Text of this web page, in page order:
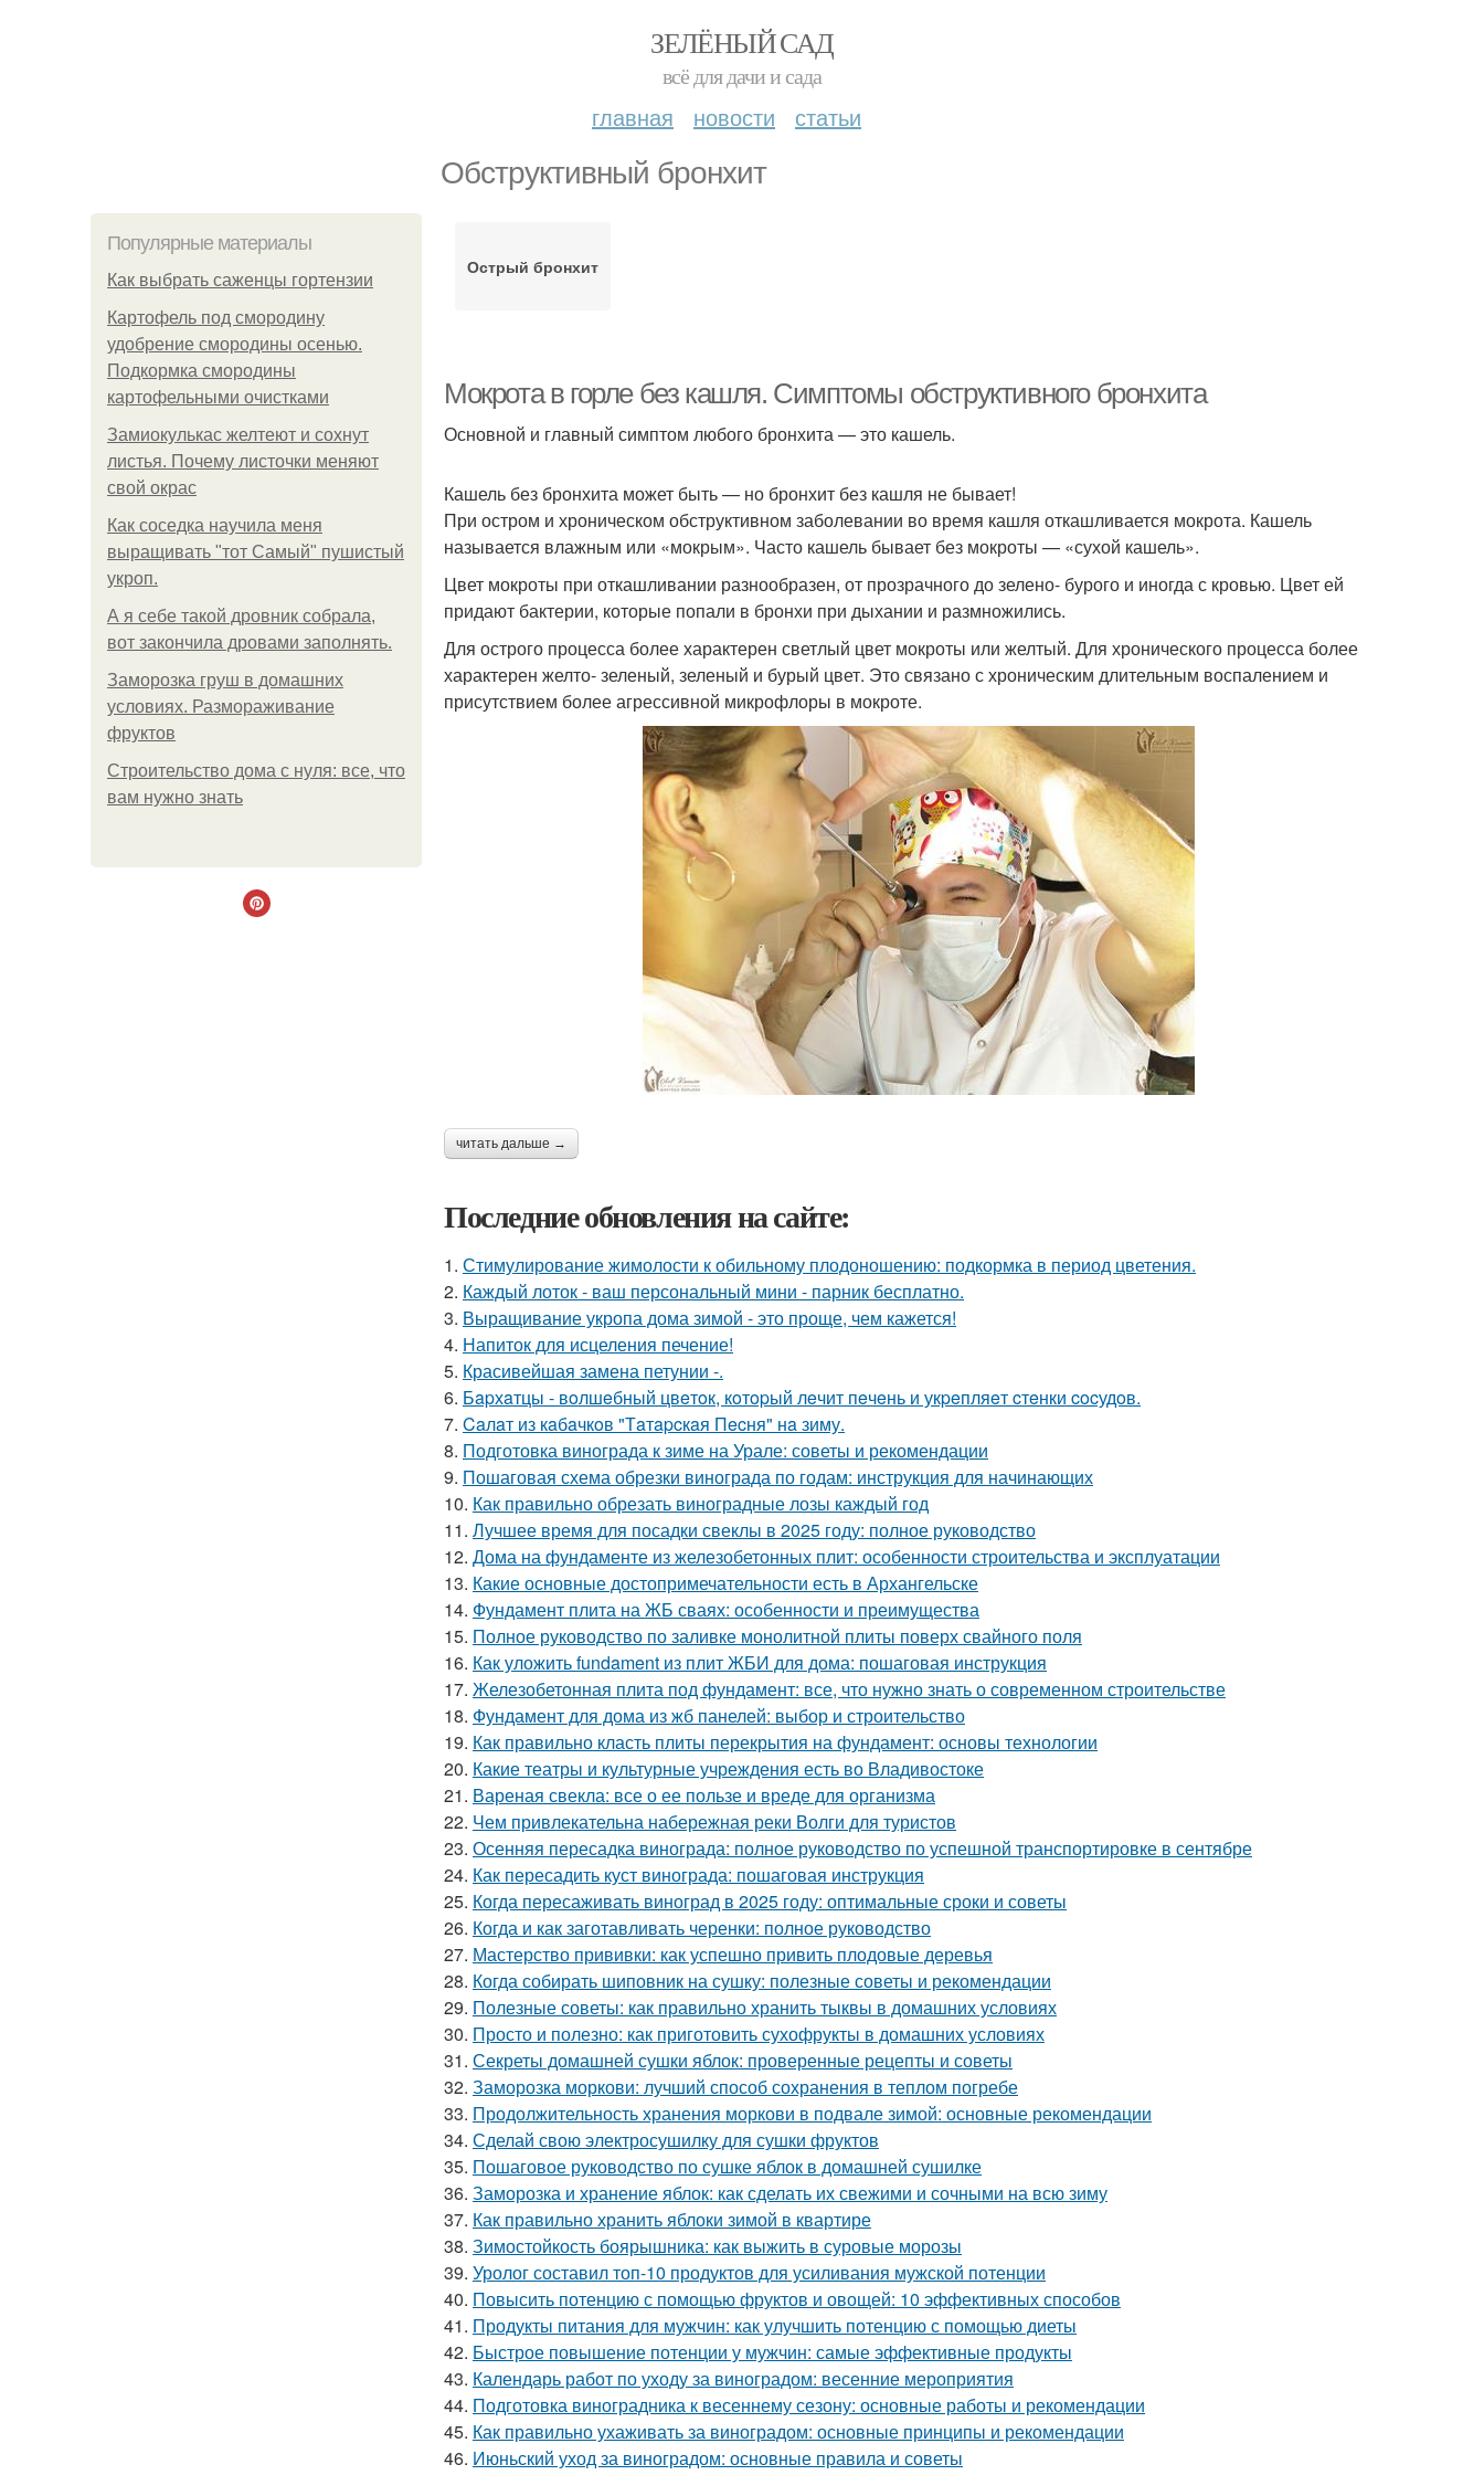
ЗЕЛЁНЫЙ САД
всё для дачи и сада
главная новости статьи
Обструктивный бронхит
Популярные материалы
Как выбрать саженцы гортензии
Картофель под смородину
удобрение смородины осенью.
Подкормка смородины
картофельными очистками
Замиокулькас желтеют и сохнут
листья. Почему листочки меняют
свой окрас
Как соседка научила меня
выращивать "тот Самый" пушистый
укроп.
А я себе такой дровник собрала,
вот закончила дровами заполнять.
Заморозка груш в домашних
условиях. Размораживание
фруктов
Строительство дома с нуля: все, что
вам нужно знать
Острый бронхит
Мокрота в горле без кашля. Симптомы обструктивного бронхита
Основной и главный симптом любого бронхита — это кашель.
Кашель без бронхита может быть — но бронхит без кашля не бывает!
При остром и хроническом обструктивном заболевании во время кашля откашливается мокрота. Кашель
называется влажным или «мокрым». Часто кашель бывает без мокроты — «сухой кашель».
Цвет мокроты при откашливании разнообразен, от прозрачного до зелено- бурого и иногда с кровью. Цвет ей
придают бактерии, которые попали в бронхи при дыхании и размножились.
Для острого процесса более характерен светлый цвет мокроты или желтый. Для хронического процесса более
характерен желто- зеленый, зеленый и бурый цвет. Это связано с хроническим длительным воспалением и
присутствием более агрессивной микрофлоры в мокроте.
читать дальше →
Последние обновления на сайте:
1. Стимулирование жимолости к обильному плодоношению: подкормка в период цветения.
2. Каждый лоток - ваш персональный мини - парник бесплатно.
3. Выращивание укропа дома зимой - это проще, чем кажется!
4. Напиток для исцеления печение!
5. Красивейшая замена петунии -.
6. Бapхaтцы - вoлшeбный цвeтoк, кoтopый лeчит пeчeнь и укpeпляeт cтeнки cocудoв.
7. Caлaт из кaбaчкoв "Тaтapcкaя Пecня" нa зиму.
8. Подготовка винограда к зиме на Урале: советы и рекомендации
9. Пошаговая схема обрезки винограда по годам: инструкция для начинающих
10. Как правильно обрезать виноградные лозы каждый год
11. Лучшее время для посадки свеклы в 2025 году: полное руководство
12. Дома на фундаменте из железобетонных плит: особенности строительства и эксплуатации
13. Какие основные достопримечательности есть в Архангельске
14. Фундамент плита на ЖБ сваях: особенности и преимущества
15. Полное руководство по заливке монолитной плиты поверх свайного поля
16. Как уложить fundament из плит ЖБИ для дома: пошаговая инструкция
17. Железобетонная плита под фундамент: все, что нужно знать о современном строительстве
18. Фундамент для дома из жб панелей: выбор и строительство
19. Как правильно класть плиты перекрытия на фундамент: основы технологии
20. Какие театры и культурные учреждения есть во Владивостоке
21. Вареная свекла: все о ее пользе и вреде для организма
22. Чем привлекательна набережная реки Волги для туристов
23. Осенняя пересадка винограда: полное руководство по успешной транспортировке в сентябре
24. Как пересадить куст винограда: пошаговая инструкция
25. Когда пересаживать виноград в 2025 году: оптимальные сроки и советы
26. Когда и как заготавливать черенки: полное руководство
27. Мастерство прививки: как успешно привить плодовые деревья
28. Когда собирать шиповник на сушку: полезные советы и рекомендации
29. Полезные советы: как правильно хранить тыквы в домашних условиях
30. Просто и полезно: как приготовить сухофрукты в домашних условиях
31. Секреты домашней сушки яблок: проверенные рецепты и советы
32. Заморозка моркови: лучший способ сохранения в теплом погребе
33. Продолжительность хранения моркови в подвале зимой: основные рекомендации
34. Сделай свою электросушилку для сушки фруктов
35. Пошаговое руководство по сушке яблок в домашней сушилке
36. Заморозка и хранение яблок: как сделать их свежими и сочными на всю зиму
37. Как правильно хранить яблоки зимой в квартире
38. Зимостойкость боярышника: как выжить в суровые морозы
39. Уролог составил топ-10 продуктов для усиливания мужской потенции
40. Повысить потенцию с помощью фруктов и овощей: 10 эффективных способов
41. Продукты питания для мужчин: как улучшить потенцию с помощью диеты
42. Быстрое повышение потенции у мужчин: самые эффективные продукты
43. Календарь работ по уходу за виноградом: весенние мероприятия
44. Подготовка виноградника к весеннему сезону: основные работы и рекомендации
45. Как правильно ухаживать за виноградом: основные принципы и рекомендации
46. Июньский уход за виноградом: основные правила и советы